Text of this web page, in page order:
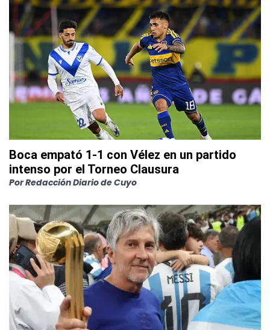
Boca empató 1-1 con Vélez en un partido
intenso por el Torneo Clausura
PorRedacción Diario de Cuyo